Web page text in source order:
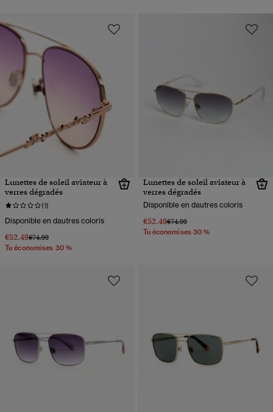
Lunettes de soleil aviateur à
verres dégradés
(1)
Disponible en dautres coloris
€52.49Prix réduit de
€74.99à
Tu économises 30 %
Lunettes de soleil aviateur à
verres dégradés
Disponible en dautres coloris
€52.49Prix réduit de
€74.99à
Tu économises 30 %